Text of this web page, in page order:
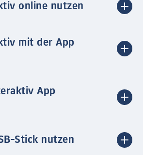
online nutzen
mit der App
App
Stick nutzen